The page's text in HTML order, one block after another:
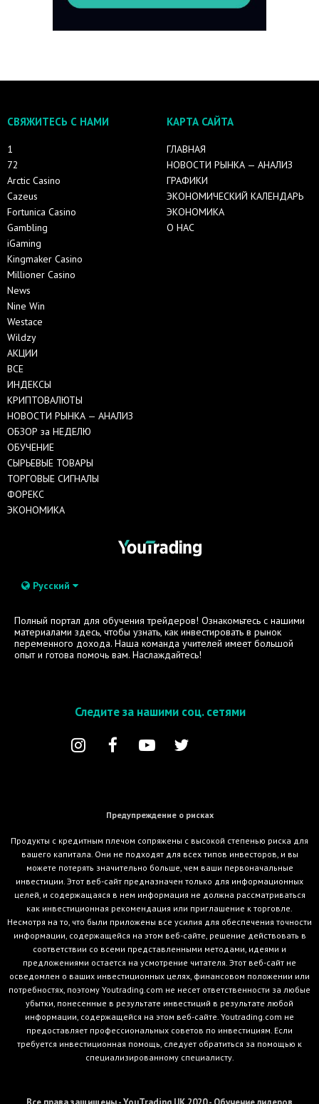
СВЯЖИТЕСЬ С НАМИ
1
72
Arctic Casino
Cazeus
Fortunica Casino
Gambling
iGaming
Kingmaker Casino
Millioner Casino
News
Nine Win
Westace
Wildzy
АКЦИИ
ВСЕ
ИНДЕКСЫ
КРИПТОВАЛЮТЫ
НОВОСТИ РЫНКА — АНАЛИЗ
ОБЗОР за НЕДЕЛЮ
ОБУЧЕНИЕ
СЫРЬЕВЫЕ ТОВАРЫ
ТОРГОВЫЕ СИГНАЛЫ
ФОРЕКС
ЭКОНОМИКА
КАРТА САЙТА
ГЛАВНАЯ
НОВОСТИ РЫНКА — АНАЛИЗ
ГРАФИКИ
ЭКОНОМИЧЕСКИЙ КАЛЕНДАРЬ
ЭКОНОМИКА
О НАС
Русский
Полный портал для обучения трейдеров! Ознакомьтесь с нашими
материалами здесь, чтобы узнать, как инвестировать в рынок
переменного дохода. Наша команда учителей имеет большой
опыт и готова помочь вам. Наслаждайтесь!
Следите за нашими соц. сетями
Предупреждение о рисках
Продукты с кредитным плечом сопряжены с высокой степенью риска для
вашего капитала. Они не подходят для всех типов инвесторов, и вы
можете потерять значительно больше, чем ваши первоначальные
инвестиции. Этот веб-сайт предназначен только для информационных
целей, и содержащаяся в нем информация не должна рассматриваться
как инвестиционная рекомендация или приглашение к торговле.
Несмотря на то, что были приложены все усилия для обеспечения точности
информации, содержащейся на этом веб-сайте, решение действовать в
соответствии со всеми представленными методами, идеями и
предложениями остается на усмотрение читателя. Этот веб-сайт не
осведомлен о ваших инвестиционных целях, финансовом положении или
потребностях, поэтому Youtrading.com не несет ответственности за любые
убытки, понесенные в результате инвестиций в результате любой
информации, содержащейся на этом веб-сайте. Youtrading.com не
предоставляет профессиональных советов по инвестициям. Если
требуется инвестиционная помощь, следует обратиться за помощью к
специализированному специалисту.